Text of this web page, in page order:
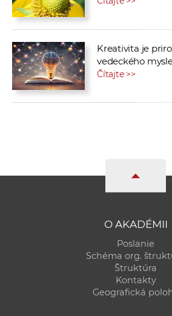
Kreativita je
vedeckého
Čítajte >>
O AKADÉMII
Poslanie
Schéma org.
Štruktúra
Kontakty
Geografická